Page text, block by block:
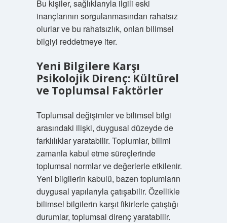
Bu kişiler, sağlıklarıyla ilgili eski
inançlarının sorgulanmasından rahatsız
olurlar ve bu rahatsızlık, onları bilimsel
bilgiyi reddetmeye iter.
Yeni Bilgilere Karşı
Psikolojik Direnç: Kültürel
ve Toplumsal Faktörler
Toplumsal değişimler ve bilimsel bilgi
arasındaki ilişki, duygusal düzeyde de
farklılıklar yaratabilir. Toplumlar, bilimi
zamanla kabul etme süreçlerinde
toplumsal normlar ve değerlerle etkilenir.
Yeni bilgilerin kabulü, bazen toplumların
duygusal yapılarıyla çatışabilir. Özellikle
bilimsel bilgilerin karşıt fikirlerle çatıştığı
durumlar, toplumsal direnç yaratabilir.